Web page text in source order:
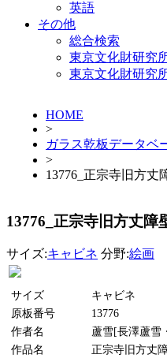
英語
その他
総合検索
東京文化財研究
東京文化財研究
HOME
>
ガラス乾板データベ
>
13776_正宗寺旧方丈
13776_正宗寺旧方丈障
サイズ:キャビネ 分野:絵画
サイズ
キャビネ
原板番号
13776
作者名
蘆雪[長澤蘆雪
作品名
正宗寺旧方丈